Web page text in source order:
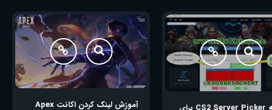
آموزش لینک کردن اکانت Apex